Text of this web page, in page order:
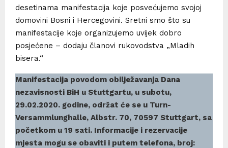
desetinama manifestacija koje posvećujemo svojoj
domovini Bosni i Hercegovini. Sretni smo što su
manifestacije koje organizujemo uvijek dobro
posjećene – dodaju članovi rukovodstva „Mladih
bisera.“
Manifestacija povodom obilježavanja Dana
nezavisnosti BiH u Stuttgartu, u subotu,
29.02.2020. godine, održat će se u Turn-
Versammlunghalle, Albstr. 70, 70597 Stuttgart, sa
početkom u 19 sati. Informacije i rezervacije
mjesta mogu se obaviti i putem telefona, broj: